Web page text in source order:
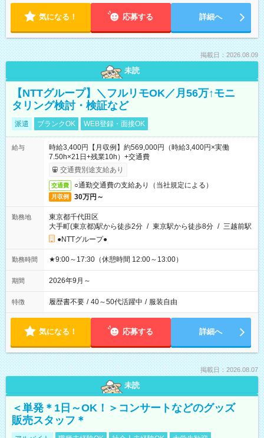
気になる！ 応募する 詳細へ
掲載日：2026.08.09
未読
【NTTグループ】＼フルリモOK／月56万↑モニ
タリング検討・検証など
派遣 ブランクOK WEB登録・面接OK
給与
時給3,400円【月収例】約569,000円（時給3,400円×実働
7.50h×21日+残業10h）+交通費
交通費別途支給あり
交通費 ○通勤交通費の支給あり（当社規定による）
月収例 30万円～
勤務地
東京都千代田区
大手町(東京都)駅から徒歩2分 / 東京駅から徒歩8分 / 三越前駅
●NTTグループ●
勤務時間 ★9:00～17:30（休憩時間 12:00～13:00）
期間 2026年9月～
特徴 履歴書不要 / 40～50代活躍中 / 服装自由
気になる！ 応募する 詳細へ
掲載日：2026.08.07
未読
＜単発＊1日～OK！＞コンサートなどのグッズ
販売スタッフ＊